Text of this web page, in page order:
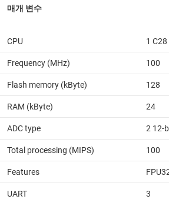
CPU 1 C28
Frequency (MHz) 100
Flash memory (kByte) 128
RAM (kByte) 24
ADC type 2 12-
Total processing (MIPS) 100
Features
UART 3